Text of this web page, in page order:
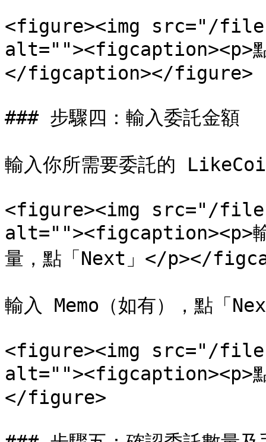
<figure><img src="/files/
alt=""><figcaption><p>點
</figcaption></figure>
### 步驟四：輸入委託金額
輸入你所需要委託的
<figure><img src="/
alt=""><figcaption><p>輸
量，點「Next」</p></
輸入 Memo（如有），點「
<figure><img src="/files/
alt=""><figcaption><p>
</figure>